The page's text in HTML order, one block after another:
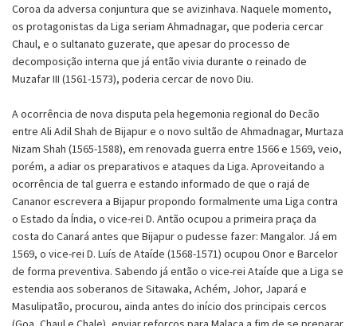
Coroa da adversa conjuntura que se avizinhava. Naquele momento,
os protagonistas da Liga seriam Ahmadnagar, que poderia cercar
Chaul, e o sultanato guzerate, que apesar do processo de
decomposição interna que já então vivia durante o reinado de
Muzafar III (1561-1573), poderia cercar de novo Diu.
A ocorrência de nova disputa pela hegemonia regional do Decão
entre Ali Adil Shah de Bijapur e o novo sultão de Ahmadnagar, Murtaza
Nizam Shah (1565-1588), em renovada guerra entre 1566 e 1569, veio,
porém, a adiar os preparativos e ataques da Liga. Aproveitando a
ocorrência de tal guerra e estando informado de que o rajá de
Cananor escrevera a Bijapur propondo formalmente uma Liga contra
o Estado da Índia, o vice-rei D. Antão ocupou a primeira praça da
costa do Canará antes que Bijapur o pudesse fazer: Mangalor. Já em
1569, o vice-rei D. Luís de Ataíde (1568-1571) ocupou Onor e Barcelor
de forma preventiva. Sabendo já então o vice-rei Ataíde que a Liga se
estendia aos soberanos de Sitawaka, Achém, Johor, Japará e
Masulipatão, procurou, ainda antes do início dos principais cercos